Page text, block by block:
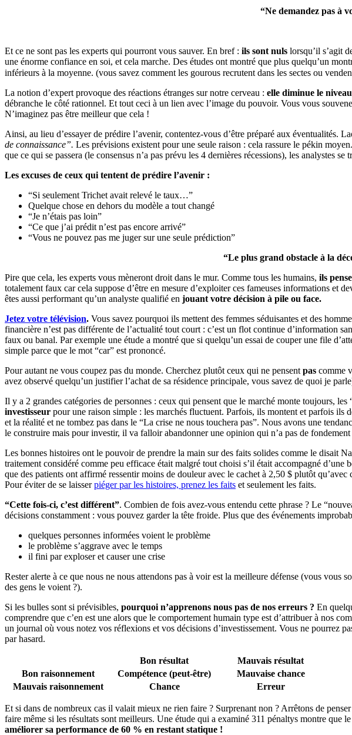
“Ne demandez pas à
Et ce ne sont pas les experts qui pourront vous sauver. En bref : ils sont nuls lorsqu’il s’agit
une énorme confiance en soi, et cela marche. Des études ont montré que plus quelqu’un
inférieurs à la moyenne. (vous savez comment les gourous recrutent dans les sectes ou
La notion d’expert provoque des réactions étranges sur notre cerveau : elle diminue le
débranche le côté rationnel. Et tout ceci à un lien avec l’image du pouvoir. Vous vous
N’imaginez pas être meilleur que cela !
Ainsi, au lieu d’essayer de prédire l’avenir, contentez-vous d’être préparé aux éventualités.
de connaissance”. Les prévisions existent pour une seule raison : cela rassure le pékin
que ce qui se passera (le consensus n’a pas prévu les 4 dernières récessions), les analystes
Les excuses de ceux qui tentent de prédire l’avenir :
“Si seulement Trichet avait relevé le taux…”
Quelque chose en dehors du modèle a tout changé
“Je n’étais pas loin”
“Ce que j’ai prédit n’est pas encore arrivé”
“Vous ne pouvez pas me juger sur une seule prédiction”
“Le plus grand obstacle à la
Pire que cela, les experts vous mèneront droit dans le mur. Comme tous les humains, ils
totalement faux car cela suppose d’être en mesure d’exploiter ces fameuses informations
êtes aussi performant qu’un analyste qualifié en jouant votre décision à pile ou face.
Jetez votre télévision. Vous savez pourquoi ils mettent des femmes séduisantes et des
financière n’est pas différente de l’actualité tout court : c’est un flot continue d’information
faux ou banal. Par exemple une étude a montré que si quelqu’un essai de couper une file
simple parce que le mot “car” est prononcé.
Pour autant ne vous coupez pas du monde. Cherchez plutôt ceux qui ne pensent pas comme
avez observé quelqu’un justifier l’achat de sa résidence principale, vous savez de quoi je
Il y a 2 grandes catégories de personnes : ceux qui pensent que le marché monte toujours,
investisseur pour une raison simple : les marchés fluctuent. Parfois, ils montent et parfois ils
et la réalité et ne tombez pas dans le “La crise ne nous touchera pas”. Nous avons une
le construire mais pour investir, il va falloir abandonner une opinion qui n’a pas de fondement
Les bonnes histoires ont le pouvoir de prendre la main sur des faits solides comme le disait
traitement considéré comme peu efficace était malgré tout choisi s’il était accompagné
que des patients ont affirmé ressentir moins de douleur avec le cachet à 2,50 $ plutôt
Pour éviter de se laisserpiéger par les histoires, prenez les faits et seulement les faits.
“Cette fois-ci, c’est différent”. Combien de fois avez-vous entendu cette phrase ? Le
décisions constamment : vous pouvez garder la tête froide. Plus que des événements
quelques personnes informées voient le problème
le problème s’aggrave avec le temps
il fini par exploser et causer une crise
Rester alerte à ce que nous ne nous attendons pas à voir est la meilleure défense (vous vous
des gens le voient ?).
Si les bulles sont si prévisibles, pourquoi n’apprenons nous pas de nos erreurs ? En
comprendre que c’en est une alors que le comportement humain type est d’attribuer à nos
un journal où vous notez vos réflexions et vos décisions d’investissement. Vous ne pourrez
par hasard.
Bon résultat
Mauvais résultat
Bon raisonnement
Compétence (peut-être)
Mauvaise chance
Mauvais raisonnement
Chance Erreur
Et si dans de nombreux cas il valait mieux ne rien faire ? Surprenant non ? Arrêtons de
faire même si les résultats sont meilleurs. Une étude qui a examiné 311 pénaltys montre que
améliorer sa performance de 60 % en restant statique !